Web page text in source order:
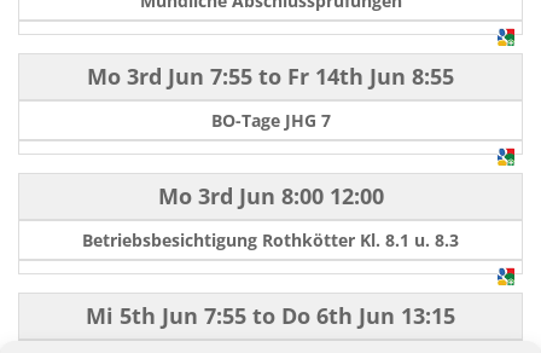
Mo 3rd Jun 7:55 to Fr 14th Jun 8:55
BO-Tage JHG 7
Mo 3rd Jun 8:00 12:00
Betriebsbesichtigung Rothkötter Kl. 8.1 u. 8.3
Mi 5th Jun 7:55 to Do 6th Jun 13:15